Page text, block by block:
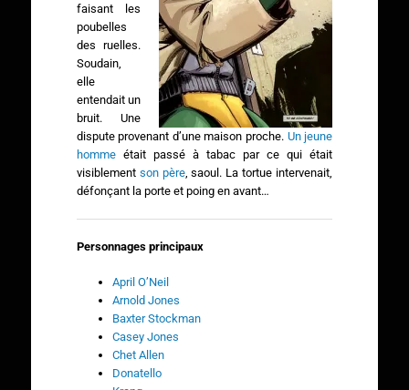
faisant les
poubelles
des ruelles.
Soudain,
elle
entendait un
bruit. Une
dispute provenant d’une maison proche. Un jeune
hommeétait passé à tabac par ce qui était
visiblement son père, saoul. La tortue intervenait,
défonçant la porte et poing en avant…
Personnages principaux
April O’Neil
Arnold Jones
Baxter Stockman
Casey Jones
Chet Allen
Donatello